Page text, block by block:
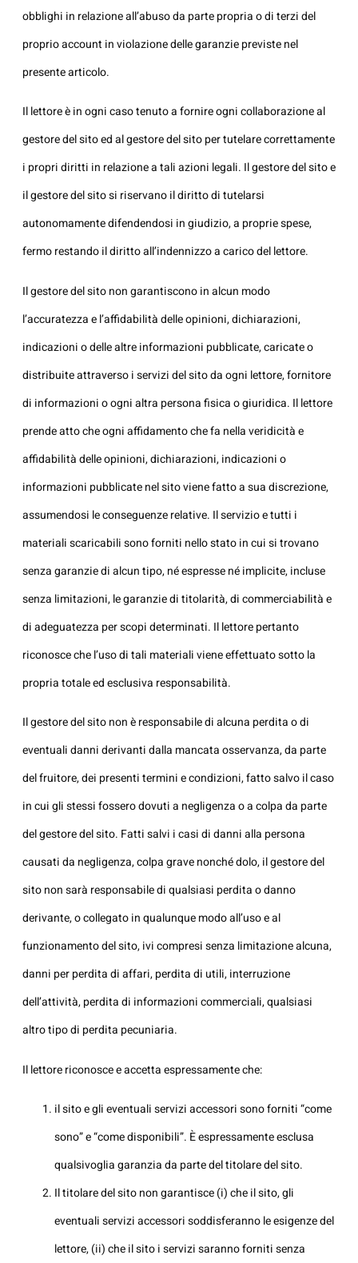
obblighi in relazione all’abuso da parte propria o di terzi del
proprio account in violazione delle garanzie previste nel
presente articolo.
Il lettore è in ogni caso tenuto a fornire ogni collaborazione al
gestore del sito ed al gestore del sito per tutelare correttamente
i propri diritti in relazione a tali azioni legali. Il gestore del sito e
il gestore del sito si riservano il diritto di tutelarsi
autonomamente difendendosi in giudizio, a proprie spese,
fermo restando il diritto all’indennizzo a carico del lettore.
Il gestore del sito non garantiscono in alcun modo
l’accuratezza e l’affidabilità delle opinioni, dichiarazioni,
indicazioni o delle altre informazioni pubblicate, caricate o
distribuite attraverso i servizi del sito da ogni lettore, fornitore
di informazioni o ogni altra persona fisica o giuridica. Il lettore
prende atto che ogni affidamento che fa nella veridicità e
affidabilità delle opinioni, dichiarazioni, indicazioni o
informazioni pubblicate nel sito viene fatto a sua discrezione,
assumendosi le conseguenze relative. Il servizio e tutti i
materiali scaricabili sono forniti nello stato in cui si trovano
senza garanzie di alcun tipo, né espresse né implicite, incluse
senza limitazioni, le garanzie di titolarità, di commerciabilità e
di adeguatezza per scopi determinati. Il lettore pertanto
riconosce che l’uso di tali materiali viene effettuato sotto la
propria totale ed esclusiva responsabilità.
Il gestore del sito non è responsabile di alcuna perdita o di
eventuali danni derivanti dalla mancata osservanza, da parte
del fruitore, dei presenti termini e condizioni, fatto salvo il caso
in cui gli stessi fossero dovuti a negligenza o a colpa da parte
del gestore del sito. Fatti salvi i casi di danni alla persona
causati da negligenza, colpa grave nonché dolo, il gestore del
sito non sarà responsabile di qualsiasi perdita o danno
derivante, o collegato in qualunque modo all’uso e al
funzionamento del sito, ivi compresi senza limitazione alcuna,
danni per perdita di affari, perdita di utili, interruzione
dell’attività, perdita di informazioni commerciali, qualsiasi
altro tipo di perdita pecuniaria.
Il lettore riconosce e accetta espressamente che:
il sito e gli eventuali servizi accessori sono forniti “come
sono” e “come disponibili”. È espressamente esclusa
qualsivoglia garanzia da parte del titolare del sito.
Il titolare del sito non garantisce (i) che il sito, gli
eventuali servizi accessori soddisferanno le esigenze del
lettore, (ii) che il sito i servizi saranno forniti senza